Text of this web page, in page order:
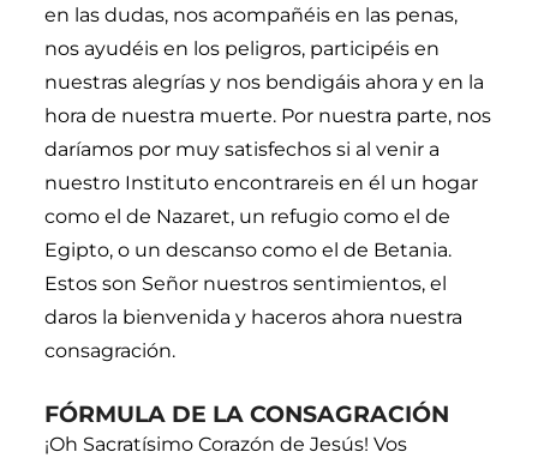
en las dudas, nos acompañéis en las penas,
nos ayudéis en los peligros, participéis en
nuestras alegrías y nos bendigáis ahora y en la
hora de nuestra muerte. Por nuestra parte, nos
daríamos por muy satisfechos si al venir a
nuestro Instituto encontrareis en él un hogar
como el de Nazaret, un refugio como el de
Egipto, o un descanso como el de Betania.
Estos son Señor nuestros sentimientos, el
daros la bienvenida y haceros ahora nuestra
consagración.
FÓRMULA DE LA CONSAGRACIÓN
¡Oh Sacratísimo Corazón de Jesús! Vos